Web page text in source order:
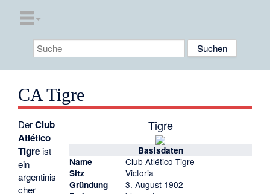
CA Tigre
Tigre
Basisdaten
Name
Club Atlético Tigre
Sitz Victoria
Gründung 3. August 1902
DerClub
Atlético
Tigre ist
ein
argentinis
cher